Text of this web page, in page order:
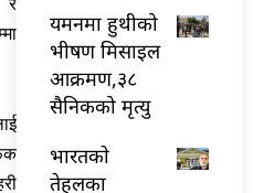
यमनमा हुथीको
भीषण मिसाइल
आक्रमण,३८
सैनिकको मृत्यु
भारतकाे
तेहलका